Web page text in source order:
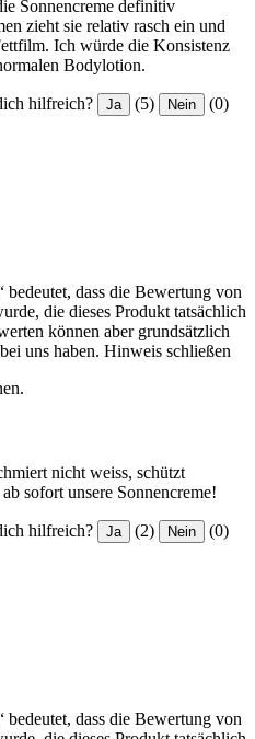
Sonnencreme definitiv
zieht sie relativ rasch ein und
Ich würde die Konsistenz
Bodylotion.
hilfreich? Ja (5) Nein (0)
dass die Bewertung von
die dieses Produkt tatsächlich
können aber grundsätzlich
uns haben. Hinweis schließen
nicht weiss, schützt
sofort unsere Sonnencreme!
hilfreich? Ja (2) Nein (0)
dass die Bewertung von